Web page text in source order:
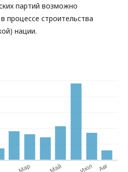
партий возможно
процессе строительства
нации.